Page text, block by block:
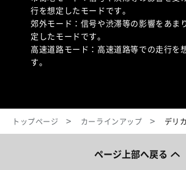
行を想定したモードです。
郊外モード：信号や渋滞等の影響をあま
定したモードです。
高速道路モード：高速道路等での走行を
す。
トップページ カーラインアップ デリ
ページ上部へ戻る